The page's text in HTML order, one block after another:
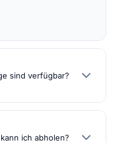
sind verfügbar?
ich abholen?